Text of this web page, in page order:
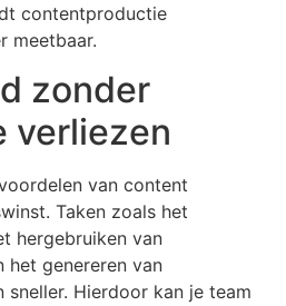
contentproductie
meetbaar.
zonder
verliezen
van content
Taken zoals het
hergebruiken van
het genereren van
Hierdoor kan je team